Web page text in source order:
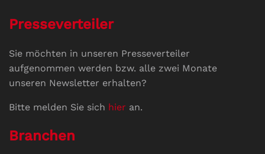
Presseverteiler
Sie möchten in unseren Presseverteiler
aufgenommen werden bzw. alle zwei Monate
unseren Newsletter erhalten?
Bitte melden Sie sich hier an.
Branchen